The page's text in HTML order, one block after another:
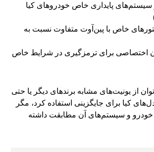
سیستم‌های پایداری خاص خودروهای کیا
خاص با پین‌آوت متفاوت نسبت به
اختصاصی برای ترمزگیری در شرایط خاص
از یونیت‌های مشابه برندهای دیگر یا حتی
کیا برای جایگزینی استفاده کرد، مگر
خودرو و سیستم‌های آن مطابقت داشته